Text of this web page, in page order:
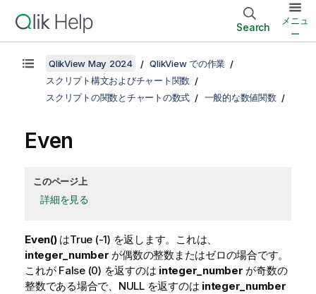
Search
メニュ
ー
QlikView May 2024
QlikView での作業
スクリプト構文およびチャート関数
スクリプトの関数とチャートの数式
一般的な数値関数
Even
このページ上
詳細を見る
Even()はTrue (-1) を返します。これは、
integer_number が偶数の整数またはゼロの場合です。
これが False(0) を返すのは integer_number が奇数の
整数である場合で、 NULLを返すのは integer_number